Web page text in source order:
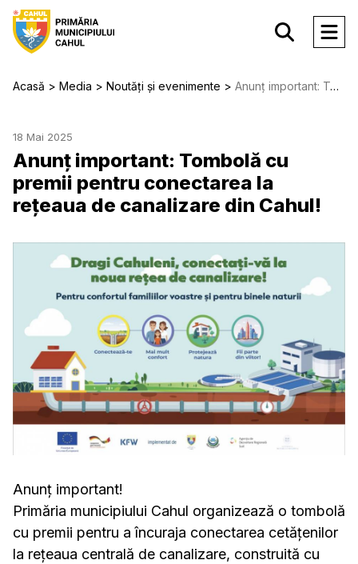
Acasă Media Noutăți și evenimente Anunț important: Tombolă cu premii pentru conectarea la rețeaua de canalizare din Cahul!
18 Mai 2025
Anunț important: Tombolă cu
premii pentru conectarea la
rețeaua de canalizare din Cahul!
Anunț important!
Primăria municipiului Cahul organizează o tombolă
cu premii pentru a încuraja conectarea cetățenilor
la rețeaua centrală de canalizare, construită cu